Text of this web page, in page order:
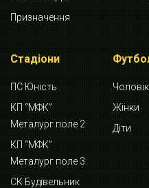
Призначення
Стадіони
ПС Юність
КП “МФК”
Металург поле 2
КП “МФК”
Металург поле 3
СК Будівельник
Жінки
Діти